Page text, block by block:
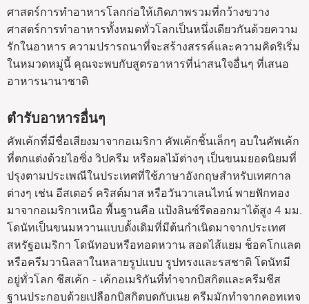
ศาสตร์การทำอาหารโลกก่อให้เกิดภาพรวมที่กว้างขวาง
ศาสตร์การทำอาหารทั้งหมดทั่วโลกเป็นหนึ่งเดียวกันด้วยความ
รักในอาหาร ความปรารถนาที่จะสร้างสรรค์และความคิดริเริ่ม
ในหมวดหมู่นี้ คุณจะพบกับสูตรอาหารที่น่าสนใจอื่นๆ ที่เสนอ
อาหารนานาชาติ
ตำรับอาหารอื่นๆ
คัพเค้กที่มีชื่อเสียงมาจากอเมริกา คัพเค้กชิ้นเล็กๆ อบในคัพเค้ก
ที่ตกแต่งด้วยไอซิ่ง วิปครีม หรือผลไม้ต่างๆ เป็นขนมยอดนิยมที่
ปรุงตามประเพณีในประเทศที่ใช้ภาษาอังกฤษสำหรับเทศกาล
ต่างๆ เช่น อีสเตอร์ คริสต์มาส หรือวันวาเลนไทน์ พายฟักทอง
มาจากอเมริกาเหนือ พื้นฐานคือ แป้งลินซ์รีดออกมาได้สูง 4 มม.
โดนัทเป็นขนมหวานแบบดั้งเดิมที่มีต้นกำเนิดมาจากประเทศ
สหรัฐอเมริกา โดนัทอบหรือทอดหวาน สอดไส้แยม ช็อคโกแลต
หรือครีมวานิลลาในหลายรูปแบบ รูปทรงและรสชาติ โดนัทมี
อยู่ทั่วโลก ชีสเค้ก - เค้กอเมริกันที่ทำจากบิสกิตและครีมชีส
ฐานประกอบด้วยเปลือกบิสกิตบดกับเนย ครีมมักทำจากคอทเทจ